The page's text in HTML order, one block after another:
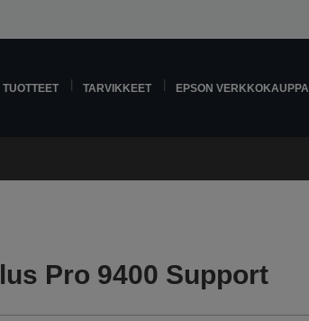
TUOTTEET TARVIKKEET EPSON VERKKOKAUPPA
Pro 9400 Support